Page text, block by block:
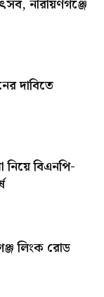
নারায়ণগঞ্জে
দাবিতে
নিয়ে বিএনপি-
লিংক রোড